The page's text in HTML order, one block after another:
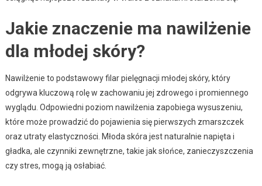
Jakie znaczenie ma nawilżenie
dla młodej skóry?
Nawilżenie to podstawowy filar pielęgnacji młodej skóry, który
odgrywa kluczową rolę w zachowaniu jej zdrowego i promiennego
wyglądu. Odpowiedni poziom nawilżenia zapobiega wysuszeniu,
które może prowadzić do pojawienia się pierwszych zmarszczek
oraz utraty elastyczności. Młoda skóra jest naturalnie napięta i
gładka, ale czynniki zewnętrzne, takie jak słońce, zanieczyszczenia
czy stres, mogą ją osłabiać.